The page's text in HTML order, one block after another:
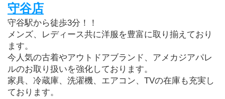
守谷店
守谷駅から徒歩3分！！
メンズ、レディース共に洋服を豊富に取り揃えており
ます。
今人気の古着やアウトドアブランド、アメカジアパレ
ルのお取り扱いを強化しております。
家具、冷蔵庫、洗濯機、エアコン、TVの在庫も充実し
ております。